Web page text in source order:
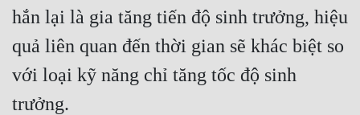
Dị Năng
Gia Đấu
Góc Nhìn Nam
hắn lại là gia tăng tiến độ sinh trưởng, hiệu
quả liên quan đến thời gian sẽ khác biệt so
với loại kỹ năng chỉ tăng tốc độ sinh